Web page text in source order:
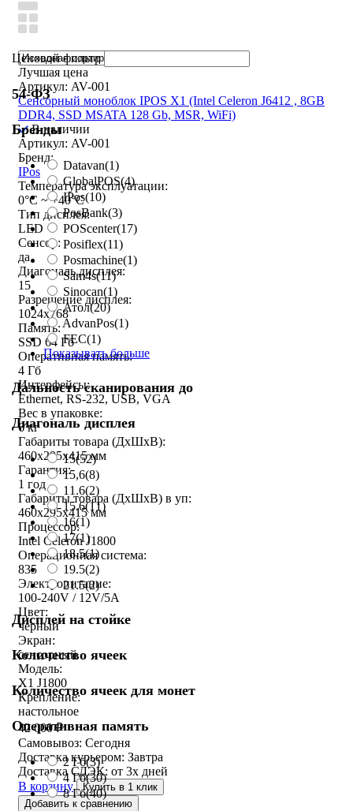
Ценовой фильтр
54-ФЗ
Бренды
Datavan(1)
GlobalPOS(4)
IPos(10)
PosBank(3)
POScenter(17)
Posiflex(11)
Posmachine(1)
Sam4s(11)
Sinocan(1)
Атол(20)
AdvanPos(1)
FEC(1)
Показывать больше
Дальность сканирования до
Диагональ дисплея
15(52)
15,6(8)
11.6(2)
15.6(11)
16(1)
17(1)
18.5(1)
19.5(2)
21.5(2)
Дисплей на стойке
Количество ячеек
Количество ячеек для монет
Оперативная память
2 Гб(3)
4 Гб(30)
8 Гб(40)
Лучшая цена
Артикул: AV-001
Сенсорный моноблок IPOS X1 (Intel Celeron J6412 , 8GB
DDR4, SSD MSATA 128 Gb, MSR, WiFi)
В наличии
Артикул: AV-001
Бренд:
IPos
Температура эксплуатации:
0°C ~ +40°C
Тип дисплея:
LED
Сенсор:
да
Диагональ дисплея:
15
Разрешение дисплея:
1024x768
Память:
SSD 64 Гб
Оперативная память:
4 Гб
Интерфейсы:
Ethernet, RS-232, USB, VGA
Вес в упаковке:
6 кг
Габариты товара (ДxШxВ):
460x295x415 мм
Гарантия:
1 год
Габариты товара (ДxШxВ) в уп:
460x295x415 мм
Процессор:
Intel Celeron J1800
Операционная система:
835
Электропитание:
100-240V / 12V/5A
Цвет:
черный
Экран:
сенсорный
Модель:
X1 J1800
Крепление:
настольное
42 000₽
Самовывоз: Сегодня
Доставка курьером: Завтра
Доставка СДЭК: от 3х дней
В корзину
Купить в 1 клик
Добавить к сравнению